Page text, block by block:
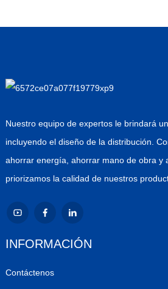
Nuestro equipo de expertos le brindará
incluyendo el diseño de la distribución.
ahorrar energía, ahorrar mano de obra y
priorizamos la calidad de nuestros
INFORMACIÓN
Contáctenos